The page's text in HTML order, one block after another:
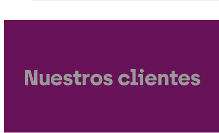
Nuestros clientes